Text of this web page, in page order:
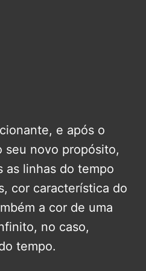
e após o
seu novo propósito,
as linhas do tempo
cor característica do
a cor de uma
no caso,
tempo.